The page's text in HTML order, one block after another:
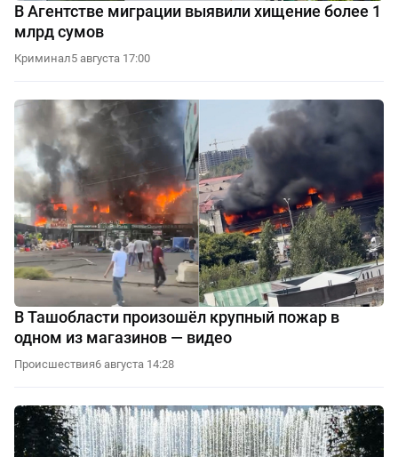
В Агентстве миграции выявили хищение более 1
млрд сумов
Криминал5 августа 17:00
В Ташобласти произошёл крупный пожар в
одном из магазинов — видео
Происшествия6 августа 14:28